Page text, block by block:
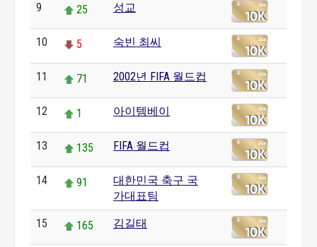
9 25 성교
10 5 숙빈 최씨
11 71 2002년 FIFA 월드컵
12 1 아이템베이
13 135 FIFA 월드컵
14 91
대한민국 축구 국
가대표팀
15 165 김길태